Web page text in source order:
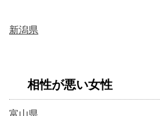
新潟県
相性が悪い女性
富山県